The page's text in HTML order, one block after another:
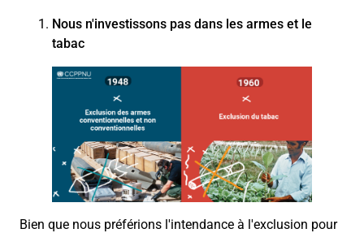
Nous n'investissons pas dans les armes et le
tabac
Bien que nous préférions l'intendance à l'exclusion pour